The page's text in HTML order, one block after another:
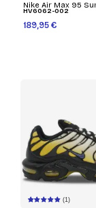
Nike Air Max 95
HV6062-002
189,95 €
(1)